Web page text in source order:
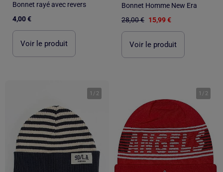
Bonnet rayé avec revers
4,00 €
Voir le produit
Bonnet Homme New Era
28,00 € 15,99 €
Voir le produit
1 / 2 1 / 2